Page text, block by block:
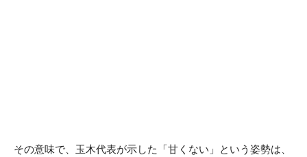
その意味で、玉木代表が示した「甘くない」という姿勢は、